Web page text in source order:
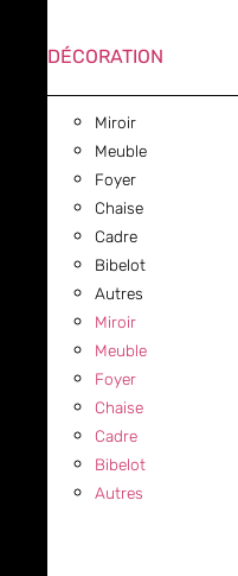
DÉCORATION
Miroir
Meuble
Foyer
Chaise
Cadre
Bibelot
Autres
Miroir
Meuble
Foyer
Chaise
Cadre
Bibelot
Autres